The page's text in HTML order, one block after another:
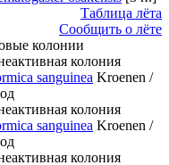
Таблица лёта
Сообщить о лёте
колонии
sanguinea Kroenen /
sanguinea Kroenen /